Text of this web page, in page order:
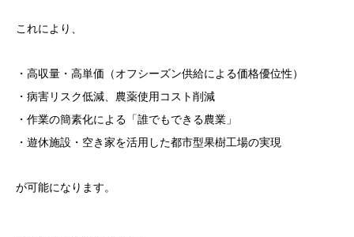
これにより、
・高収量・高単価（オフシーズン供給による価格優位性）
・病害リスク低減、農薬使用コスト削減
・作業の簡素化による「誰でもできる農業」
・遊休施設・空き家を活用した都市型果樹工場の実現
が可能になります。